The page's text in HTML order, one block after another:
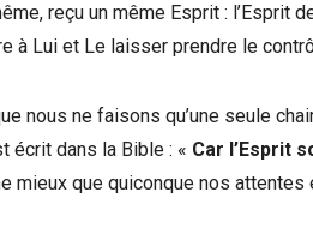
reçu un même Esprit : l’Esprit
à Lui et Le laisser prendre le
nous ne faisons qu’une seule
écrit dans la Bible : « Car l’Esprit
mieux que quiconque nos